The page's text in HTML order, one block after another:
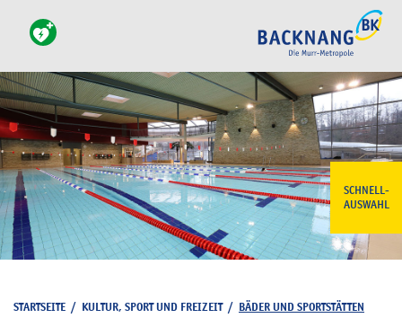
SCHNELL-
AUSWAHL
STARTSEITE / KULTUR, SPORT UND FREIZEIT/ BÄDER UND SPORTSTÄTTEN